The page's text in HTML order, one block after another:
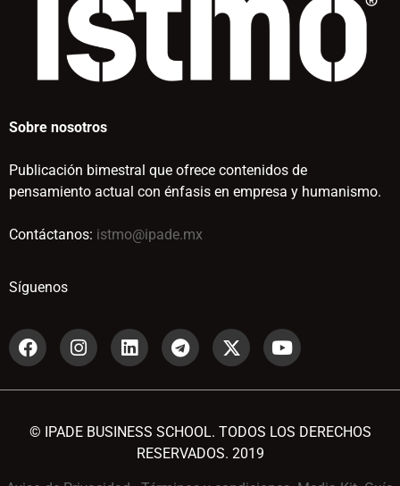
Sobre nosotros
Publicación bimestral que ofrece contenidos de
pensamiento actual con énfasis en empresa y humanismo.
Contáctanos: istmo@ipade.mx
Síguenos
© IPADE BUSINESS SCHOOL. TODOS LOS DERECHOS
RESERVADOS. 2019